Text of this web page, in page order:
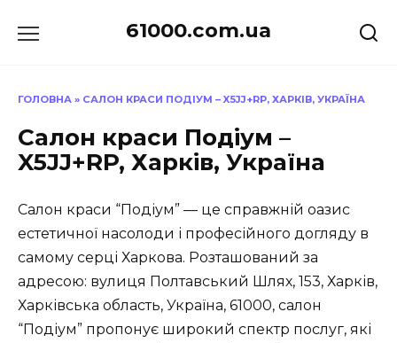
до
61000.com.ua
ГОЛОВНА » САЛОН КРАСИ ПОДІУМ – X5JJ+RP, ХАРКІВ, УКРАЇНА
Салон краси Подіум –
X5JJ+RP, Харків, Україна
Салон краси “Подіум” — це справжній оазис
естетичної насолоди і професійного догляду в
самому серці Харкова. Розташований за
адресою: вулиця Полтавський Шлях, 153, Харків,
Харківська область, Україна, 61000, салон
“Подіум” пропонує широкий спектр послуг, які